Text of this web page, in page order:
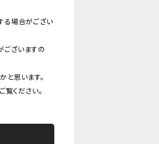
る場合がござい
ございますの
思います。
ください。